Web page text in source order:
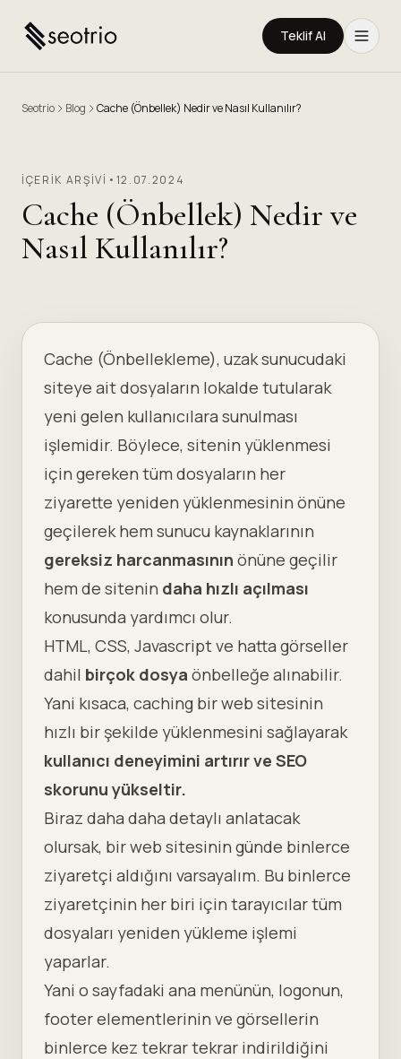
Teklif Al
Seotrio Blog Cache (Önbellek) Nedir ve Nasıl Kullanılır?
İÇERIK ARŞIVI • 12.07.2024
Cache (Önbellek) Nedir ve
Nasıl Kullanılır?
Cache (Önbellekleme), uzak sunucudaki
siteye ait dosyaların lokalde tutularak
yeni gelen kullanıcılara sunulması
işlemidir. Böylece, sitenin yüklenmesi
için gereken tüm dosyaların her
ziyarette yeniden yüklenmesinin önüne
geçilerek hem sunucu kaynaklarının
gereksiz harcanmasının önüne geçilir
hem de sitenin daha hızlı açılması
konusunda yardımcı olur.
HTML, CSS, Javascript ve hatta görseller
dahil birçok dosya önbelleğe alınabilir.
Yani kısaca, caching bir web sitesinin
hızlı bir şekilde yüklenmesini sağlayarak
kullanıcı deneyimini artırır ve SEO
skorunu yükseltir.
Biraz daha daha detaylı anlatacak
olursak, bir web sitesinin günde binlerce
ziyaretçi aldığını varsayalım. Bu binlerce
ziyaretçinin her biri için tarayıcılar tüm
dosyaları yeniden yükleme işlemi
yaparlar.
Yani o sayfadaki ana menünün, logonun,
footer elementlerinin ve görsellerin
binlerce kez tekrar tekrar indirildiğini